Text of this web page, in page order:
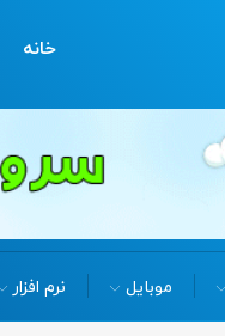
خانه
موبایل نرم افزار